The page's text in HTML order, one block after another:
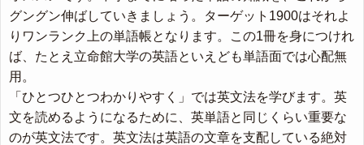
グングン伸ばしていきましょう。ターゲット1900はそれよ
りワンランク上の単語帳となります。この1冊を身につけれ
ば、たとえ立命館大学の英語といえども単語面では心配無
用。
「ひとつひとつわかりやすく」では英文法を学びます。英
文を読めるようになるために、英単語と同じくらい重要な
のが英文法です。英文法は英語の文章を支配している絶対